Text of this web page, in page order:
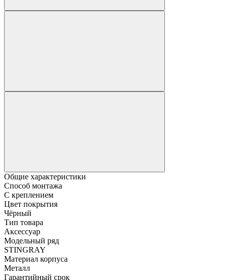
Общие характеристики
Способ монтажа
С креплением
Цвет покрытия
Чёрный
Тип товара
Аксессуар
Модельный ряд
STINGRAY
Материал корпуса
Металл
Гарантийный срок